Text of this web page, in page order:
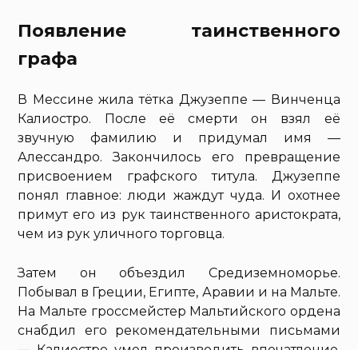
Появление таинственного
графа
В Мессине жила тётка Джузеппе — Винченца
Калиостро. После её смерти он взял её
звучную фамилию и придумал имя —
Алессандро. Закончилось его превращение
присвоением графского титула. Джузеппе
понял главное: люди жаждут чуда. И охотнее
примут его из рук таинственного аристократа,
чем из рук уличного торговца.
Затем он объездил Средиземноморье.
Побывал в Греции, Египте, Аравии и на Мальте.
На Мальте гроссмейстер Мальтийского ордена
снабдил его рекомендательными письмами